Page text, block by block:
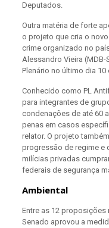
Deputados.
Outra matéria de forte
o projeto que cria o
crime organizado no
Alessandro Vieira (MDB-
Plenário no último dia
Conhecido como PL
para integrantes de
condenações de até 60
penas em casos
relator. O projeto
progressão de regime e
milícias privadas
federais de segurança
Ambiental
Entre as 12 proposições
Senado aprovou a